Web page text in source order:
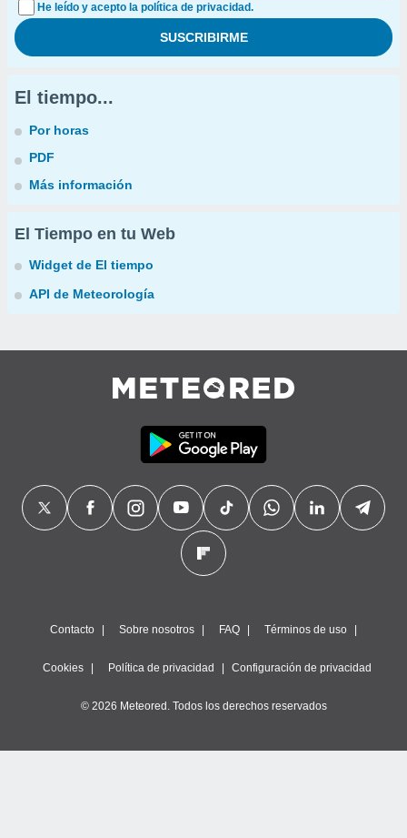
He leído y acepto la política de privacidad.
El tiempo...
Por horas
PDF
Más información
El Tiempo en tu Web
Widget de El tiempo
API de Meteorología
Contacto Sobre nosotros FAQ Términos de uso
Cookies Política de privacidad Configuración de privacidad
© 2026 Meteored. Todos los derechos reservados